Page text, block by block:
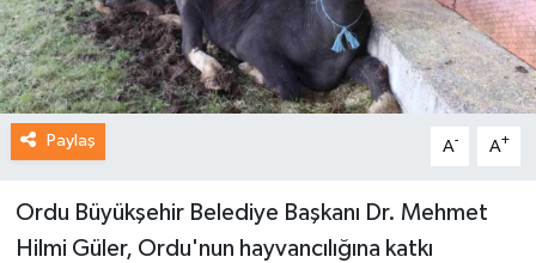
Paylaş A- A+
Ordu Büyükşehir Belediye Başkanı Dr. Mehmet
Hilmi Güler, Ordu'nun hayvancılığına katkı